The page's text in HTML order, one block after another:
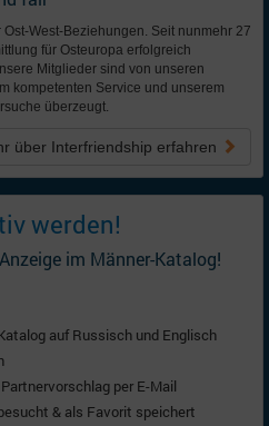
West-Beziehungen. Seit nunmehr 27
für Osteuropa erfolgreich
Mitglieder sind von unseren
kompetenten Service und unserem
überzeugt.
über Interfriendship erfahren
werden!
im Männer-Katalog!
auf Russisch und Englisch
per E-Mail
& als Favorit speichert